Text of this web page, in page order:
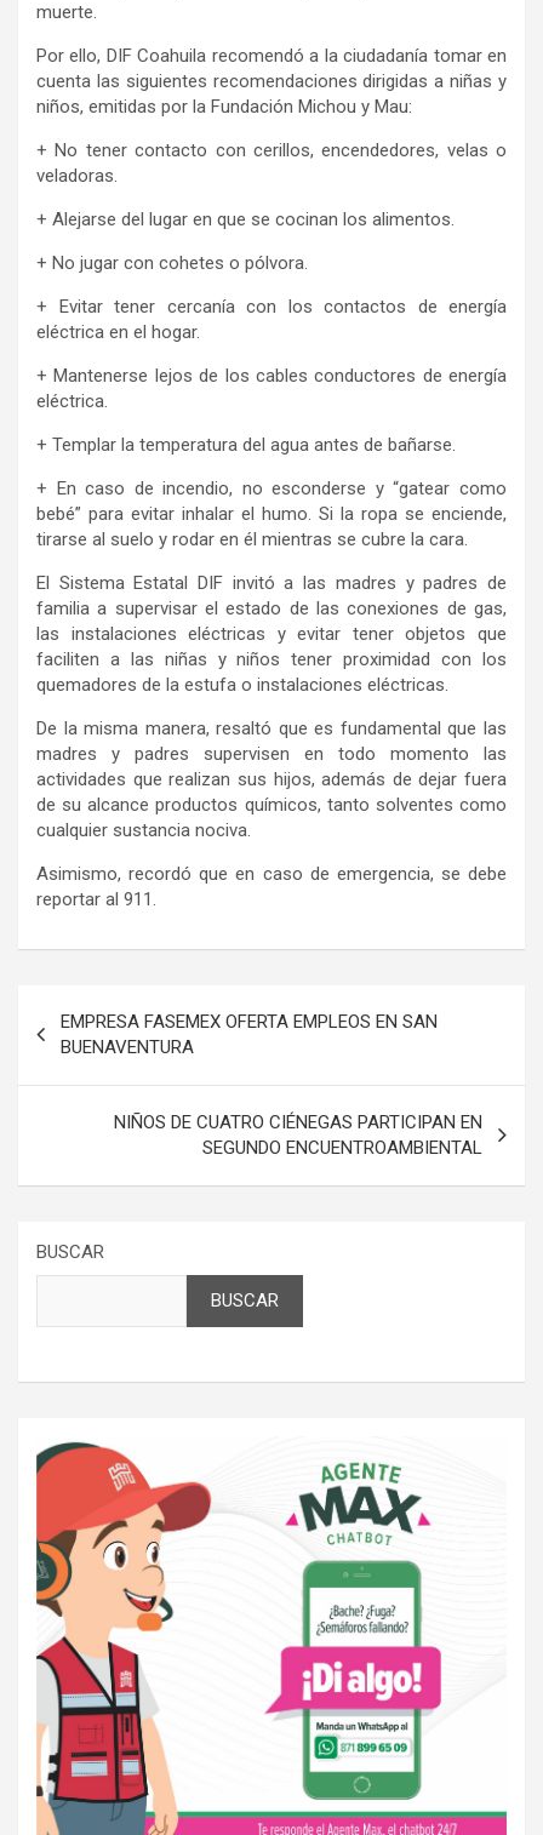
muerte.
Por ello, DIF Coahuila recomendó a la ciudadanía tomar en
cuenta las siguientes recomendaciones dirigidas a niñas y
niños, emitidas por la Fundación Michou y Mau:
+ No tener contacto con cerillos, encendedores, velas o
veladoras.
+ Alejarse del lugar en que se cocinan los alimentos.
+ No jugar con cohetes o pólvora.
+ Evitar tener cercanía con los contactos de energía
eléctrica en el hogar.
+ Mantenerse lejos de los cables conductores de energía
eléctrica.
+ Templar la temperatura del agua antes de bañarse.
+ En caso de incendio, no esconderse y “gatear como
bebé” para evitar inhalar el humo. Si la ropa se enciende,
tirarse al suelo y rodar en él mientras se cubre la cara.
El Sistema Estatal DIF invitó a las madres y padres de
familia a supervisar el estado de las conexiones de gas,
las instalaciones eléctricas y evitar tener objetos que
faciliten a las niñas y niños tener proximidad con los
quemadores de la estufa o instalaciones eléctricas.
De la misma manera, resaltó que es fundamental que las
madres y padres supervisen en todo momento las
actividades que realizan sus hijos, además de dejar fuera
de su alcance productos químicos, tanto solventes como
cualquier sustancia nociva.
Asimismo, recordó que en caso de emergencia, se debe
reportar al 911.
de
entradas
EMPRESA FASEMEX OFERTA EMPLEOS EN SAN
BUENAVENTURA
NIÑOS DE CUATRO CIÉNEGAS PARTICIPAN EN
SEGUNDO ENCUENTROAMBIENTAL
BUSCAR
BUSCAR